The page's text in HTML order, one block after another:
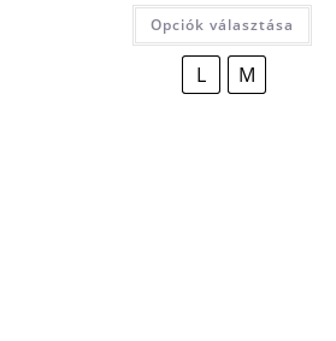
Opciók választása
L M